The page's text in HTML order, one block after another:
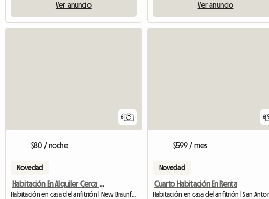
Ver anuncio Ver anuncio
6
$80 / noche
Novedad
Habitación En Alquiler Cerca Del Aeropuerto En Alamo Heights
Habitación en casa del anfitrión | New Braunfels
6
$599 / mes
Novedad
Cuarto Habitación En Renta